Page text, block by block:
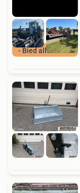
- Bied alles aan -